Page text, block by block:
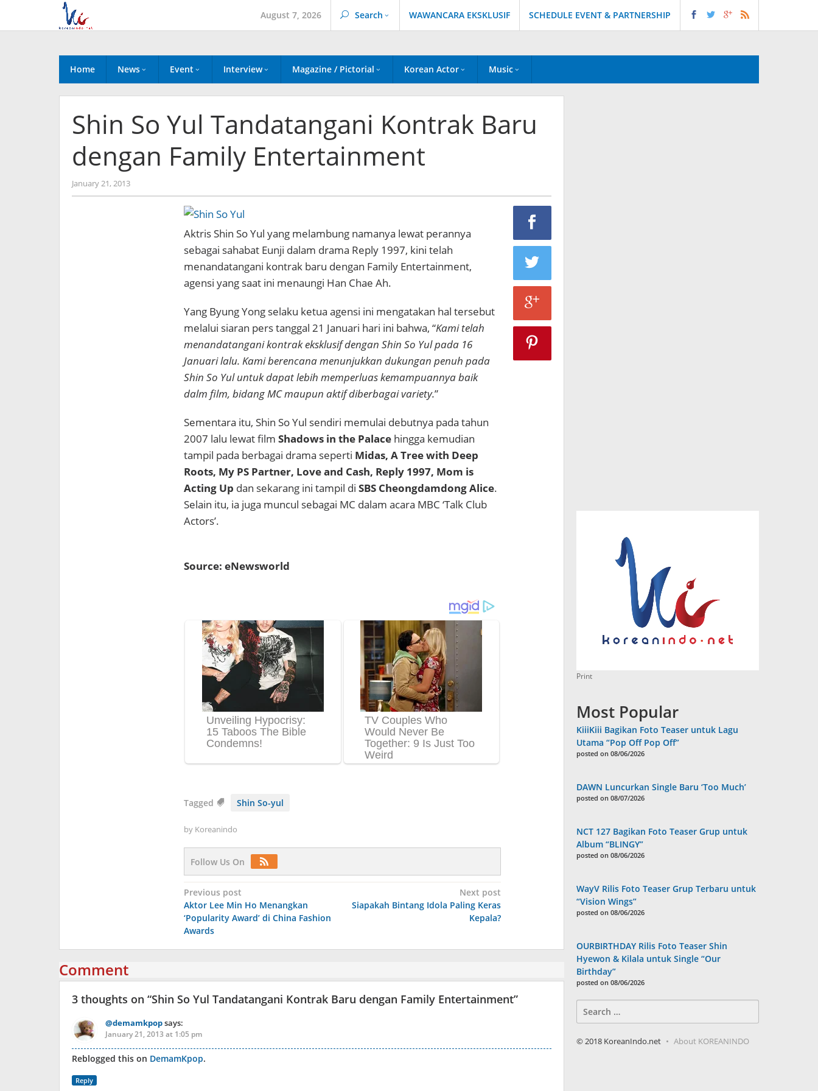
content
August 7, 2026 Search WAWANCARA EKSKLUSIF SCHEDULE EVENT & PARTNERSHIP
Home News Event Interview Magazine / Pictorial Korean Actor Music
Shin So Yul Tandatangani Kontrak Baru
dengan Family Entertainment
January 21, 2013by
Koreanindo
Aktris Shin So Yul yang melambung namanya lewat perannya
sebagai sahabat Eunji dalam drama Reply 1997, kini telah
menandatangani kontrak baru dengan Family Entertainment,
agensi yang saat ini menaungi Han Chae Ah.
Yang Byung Yong selaku ketua agensi ini mengatakan hal tersebut
melalui siaran pers tanggal 21 Januari hari ini bahwa, “Kami telah
menandatangani kontrak eksklusif dengan Shin So Yul pada 16
Januari lalu. Kami berencana menunjukkan dukungan penuh pada
Shin So Yul untuk dapat lebih memperluas kemampuannya baik
dalm film, bidang MC maupun aktif diberbagai variety.”
Sementara itu, Shin So Yul sendiri memulai debutnya pada tahun
2007 lalu lewat film Shadows in the Palacehingga kemudian
tampil pada berbagai drama seperti Midas, A Tree with Deep
Roots, My PS Partner, Love and Cash, Reply 1997, Mom is
Acting Up dan sekarang ini tampil di SBS Cheongdamdong Alice.
Selain itu, ia juga muncul sebagai MC dalam acara MBC ‘Talk Club
Actors’.
Source: eNewsworld
Tagged Shin So-yul
by Koreanindo
Follow Us On
Post
navigation
Previous post
Aktor Lee Min Ho Menangkan
‘Popularity Award’ di China Fashion
Awards
Next post
Siapakah Bintang Idola Paling Keras
Kepala?
Comment
3 thoughts on “Shin So Yul Tandatangani Kontrak Baru dengan Family Entertainment”
@demamkpopsays:
January 21, 2013 at 1:05 pm
Reblogged this on DemamKpop.
Reply
Print
Most Popular
KiiiKiii Bagikan Foto Teaser untuk Lagu
Utama “Pop Off Pop Off”
posted on 08/06/2026
DAWN Luncurkan Single Baru ‘Too Much’
posted on 08/07/2026
NCT 127 Bagikan Foto Teaser Grup untuk
Album “BLINGY”
posted on 08/06/2026
WayV Rilis Foto Teaser Grup Terbaru untuk
“Vision Wings”
posted on 08/06/2026
OURBIRTHDAY Rilis Foto Teaser Shin
Hyewon & Kilala untuk Single “Our
Birthday”
posted on 08/06/2026
for:
© 2018 KoreanIndo.net About KOREANINDO